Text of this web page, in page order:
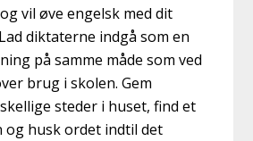
vil øve engelsk med dit
diktaterne indgå som en
på samme måde som ved
brug i skolen. Gem
steder i huset, find et
og husk ordet indtil det